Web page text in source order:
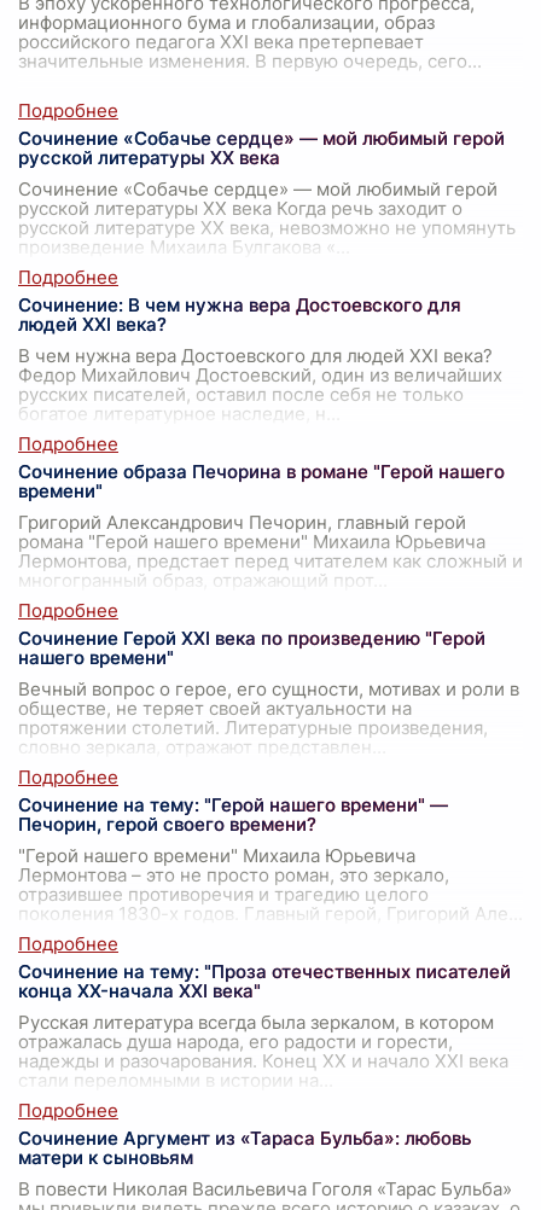
информационного бума и глобализации, образ
российского педагога XXI века претерпевает
значительные изменения. В первую очередь, сего...
Сочинение «Собачье сердце» — мой любимый герой
русской литературы XX века
Сочинение «Собачье сердце» — мой любимый герой
русской литературы XX века Когда речь заходит о
русской литературе XX века, невозможно не упомянуть
произведение Михаила Булгакова «
Сочинение: В чем нужна вера Достоевского для
людей XXI века?
В чем нужна вера Достоевского для людей XXI века?
Федор Михайлович Достоевский, один из величайших
русских писателей, оставил после себя не только
богатое литературное наследие, н
Сочинение образа Печорина в романе "Герой нашего
времени"
Григорий Александрович Печорин, главный герой
романа "Герой нашего времени" Михаила Юрьевича
Лермонтова, предстает перед читателем как сложный и
многогранный образ, отражающий прот
Сочинение Герой XXI века по произведению "Герой
нашего времени"
Вечный вопрос о герое, его сущности, мотивах и роли в
обществе, не теряет своей актуальности на
протяжении столетий. Литературные произведения,
словно зеркала, отражают представлен
Сочинение на тему: "Герой нашего времени" —
Печорин, герой своего времени?
"Герой нашего времени" Михаила Юрьевича
Лермонтова – это не просто роман, это зеркало,
отразившее противоречия и трагедию целого
поколения 1830-х годов. Главный герой, Григорий Але
Сочинение на тему: "Проза отечественных писателей
конца XX-начала XXI века"
Русская литература всегда была зеркалом, в котором
отражалась душа народа, его радости и горести,
надежды и разочарования. Конец XX и начало XXI века
стали переломными в истории на
Сочинение Аргумент из «Тараса Бульба»: любовь
матери к сыновьям
В повести Николая Васильевича Гоголя «Тарас Бульба»